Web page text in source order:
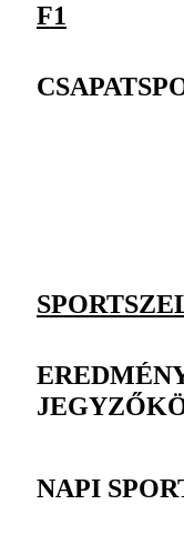
F1
NAPI